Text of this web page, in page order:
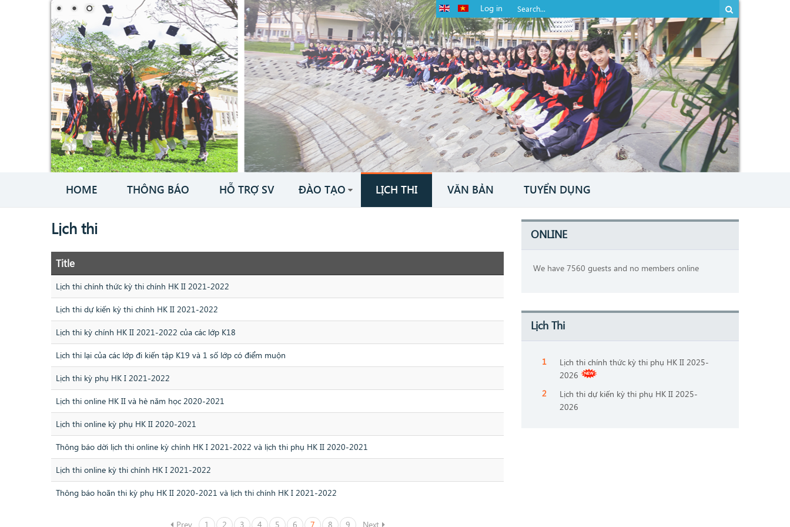
Log in
HOME THÔNG BÁO HỖ TRỢ SV ĐÀO TẠO LỊCH THI VĂN BẢN TUYỂN DỤNG
Lịch thi
Title
Lịch thi chính thức kỳ thi chính HK II 2021-2022
Lịch thi dự kiến kỳ thi chính HK II 2021-2022
Lịch thi kỳ chính HK II 2021-2022 của các lớp K18
Lịch thi lại của các lớp đi kiến tập K19 và 1 số lớp có điểm muộn
Lịch thi kỳ phụ HK I 2021-2022
Lịch thi online HK II và hè năm học 2020-2021
Lịch thi online kỳ phụ HK II 2020-2021
Thông báo dời lịch thi online kỳ chính HK I 2021-2022 và lịch thi phụ HK II 2020-2021
Lịch thi online kỳ thi chính HK I 2021-2022
Thông báo hoãn thi kỳ phụ HK II 2020-2021 và lịch thi chính HK I 2021-2022
Prev 1 2 3 4 5 6 7 8 9 Next
ONLINE
We have 7560 guests and no members online
Lịch Thi
Lịch thi chính thức kỳ thi phụ HK II 2025-
2026
Lịch thi dự kiến kỳ thi phụ HK II 2025-
2026